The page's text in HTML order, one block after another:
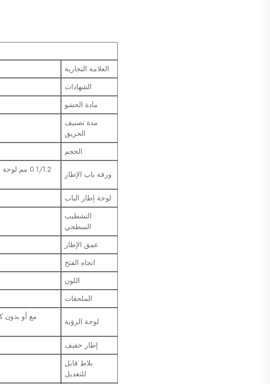
العلامة التجارية
الشهادات
مادة الحشو
مدة تصنيف
الحريق
الحجم
ورقة باب الإطار
لوحة إطار الباب
التشطيب
السطحي
عمق الإطار
اتجاه الفتح
اللون
الملحقات
لوحة الرؤية
إطار خفيف
بلاط قابل
للتعديل